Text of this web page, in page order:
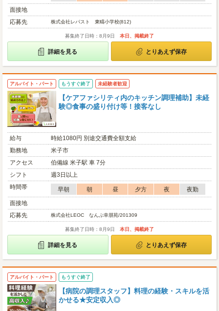
面接地
応募先
株式会社レパスト 東疇小学校(812)
募集終了日時：8月9日 本日、掲載終了
詳細を見る とりあえず保存
アルバイト・パート もうすぐ終了 未経験者歓迎
【ケアファシリティ内のキッチン調理補助】未経
験◎食事の盛り付け等！接客なし
給与
時給1080円 別途交通費全額支給
勤務地
米子市
アクセス
伯備線 米子駅 車 7分
シフト
週3日以上
時間帯
早朝 朝 昼 夕方 夜
夜勤
面接地
応募先
株式会社LEOC なんぶ幸朋苑/201309
募集終了日時：8月9日 本日、掲載終了
詳細を見る とりあえず保存
アルバイト・パート もうすぐ終了
【病院の調理スタッフ】料理の経験・スキルを活
かせる★安定収入◎